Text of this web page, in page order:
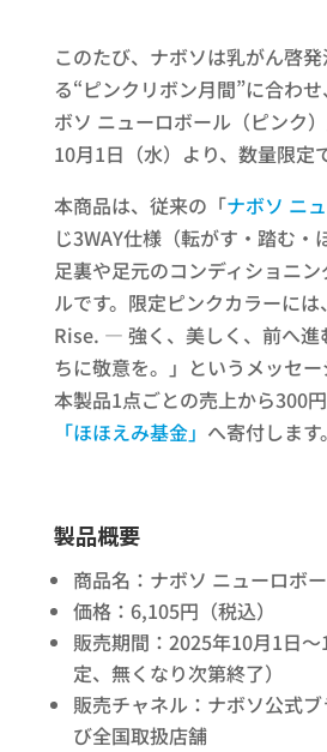
このたび、ナボソは乳がん啓
る“ピンクリボン月間”に合わ
ボソ ニューロボール（ピンク
10月1日（水）より、数量限定
本商品は、従来の「ナボソ ニ
じ3WAY仕様（転がす・踏む・
足裏や足元のコンディショニ
ルです。限定ピンクカラーに
Rise. — 強く、美しく、前へ進
ちに敬意を。」というメッセー
本製品1点ごとの売上から300
「ほほえみ基金」 へ寄付します。
製品概要
商品名：ナボソ ニューロボー
価格：6,105円（税込）
販売期間：2025年10月1日
定、無くなり次第終了）
販売チャネル：ナボソ公式
び全国取扱店舗